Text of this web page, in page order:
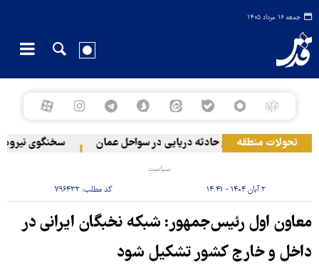
جمعه ۱۶ مرداد ۱۴۰۵
تحولات منطقهوقوع حادثه دریایی در سواحل عمان سخنگوی نیروهای
سیاست
۲ آبان ۱۴۰۴ - ۱۴:۴۱ کد مطلب: ۷۹۶۴۳۲
معاون اول رئیس‌جمهور: شبکه نخبگان ایرانی در
داخل و خارج کشور تشکیل شود